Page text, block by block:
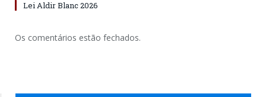
Lei Aldir Blanc 2026
Os comentários estão fechados.